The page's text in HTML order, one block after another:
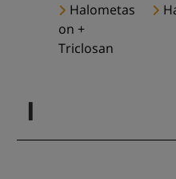
Halometas
on +
Triclosan
I